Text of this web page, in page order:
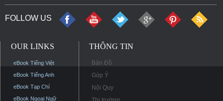
FOLLOW US
OUR LINKS
eBook Tiếng Việt
eBook Tiếng Anh
eBook Tạp Chí
eBook Ngoại Ngữ
THÔNG TIN
Bản Đồ
Góp Ý
Nội Quy